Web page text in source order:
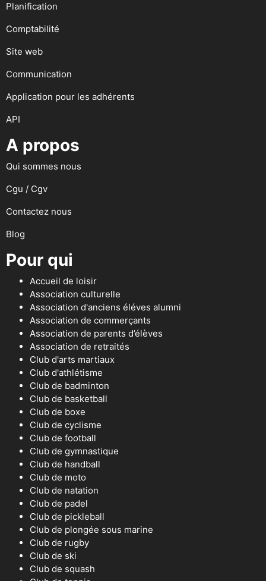
Planification
Comptabilité
Site web
Communication
Application pour les adhérents
API
A propos
Qui sommes nous
Cgu / Cgv
Contactez nous
Blog
Pour qui
Accueil de loisir
Association culturelle
Association d'anciens éléves alumni
Association de commerçants
Association de parents d’élèves
Association de retraités
Club d'arts martiaux
Club d'athlétisme
Club de badminton
Club de basketball
Club de boxe
Club de cyclisme
Club de football
Club de gymnastique
Club de handball
Club de moto
Club de natation
Club de padel
Club de pickleball
Club de plongée sous marine
Club de rugby
Club de ski
Club de squash